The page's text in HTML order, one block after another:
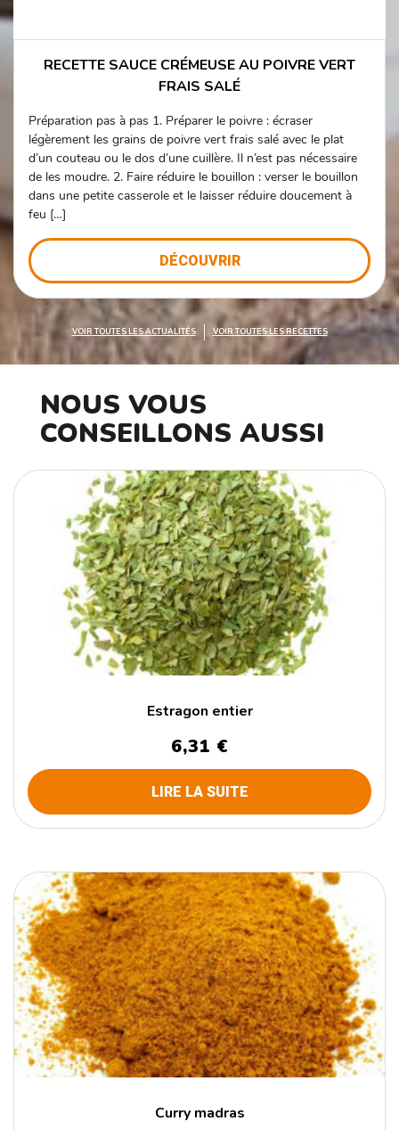
RECETTE SAUCE CRÉMEUSE AU POIVRE VERT
FRAIS SALÉ
Préparation pas à pas 1. Préparer le poivre : écraser
légèrement les grains de poivre vert frais salé avec le plat
d’un couteau ou le dos d’une cuillère. Il n’est pas nécessaire
de les moudre. 2. Faire réduire le bouillon : verser le bouillon
dans une petite casserole et le laisser réduire doucement à
feu […]
DÉCOUVRIR
VOIR TOUTES LES ACTUALITÉS VOIR TOUTES LES RECETTES
NOUS VOUS
CONSEILLONS AUSSI
Estragon entier
6,31 €
LIRE LA SUITE
Curry madras